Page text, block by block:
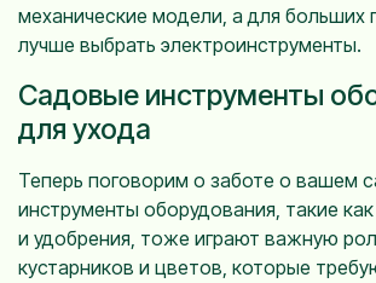
механические модели, а для больших
лучше выбрать электроинструменты.
Садовые инструменты
для ухода
Теперь поговорим о заботе о вашем
инструменты оборудования, такие
и удобрения, тоже играют важную
кустарников и цветов, которые